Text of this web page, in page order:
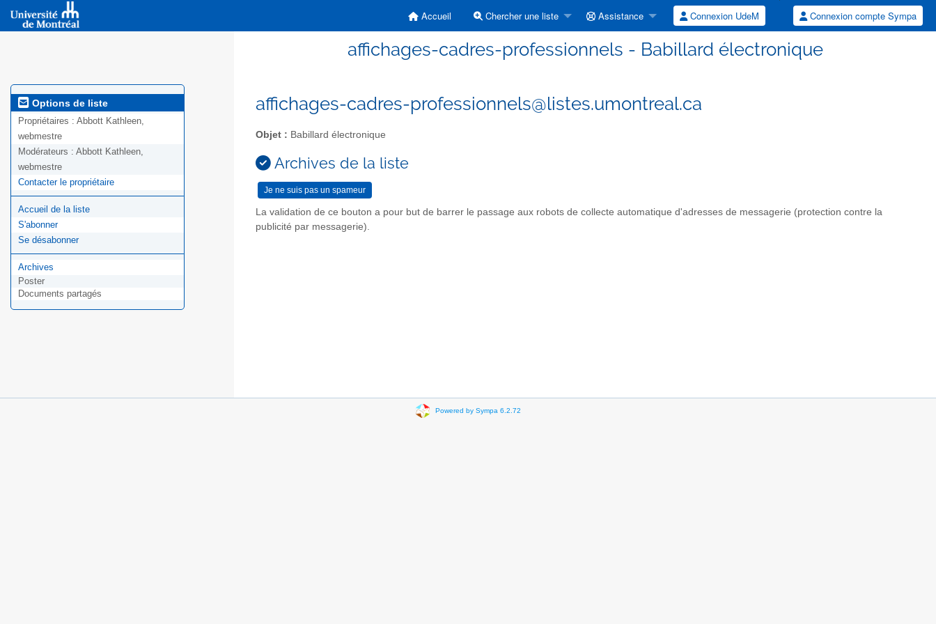
Accueil Chercher une liste Assistance Connexion UdeM Connexion compte Sympa
affichages-cadres-professionnels - Babillard électronique
Options de liste
Propriétaires : Abbott Kathleen,
webmestre
Modérateurs : Abbott Kathleen,
webmestre
Contacter le propriétaire
Accueil de la liste
S'abonner
Se désabonner
Archives
Poster
Documents partagés
affichages-cadres-professionnels@listes.umontreal.ca
Objet : Babillard électronique
Archives de la liste
La validation de ce bouton a pour but de barrer le passage aux robots de collecte automatique d'adresses de messagerie (protection contre la
publicité par messagerie).
Powered by Sympa 6.2.72